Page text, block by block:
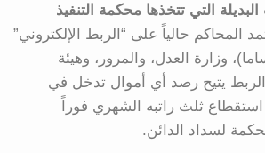
التي تتخذها محكمة التنفيذ
المحاكم حالياً على “الربط الإلكتروني”
وزارة العدل، والمرور، وهيئة
الربط يتيح رصد أي أموال تدخل في
ثلث راتبه الشهري فوراً
لسداد الدائن.